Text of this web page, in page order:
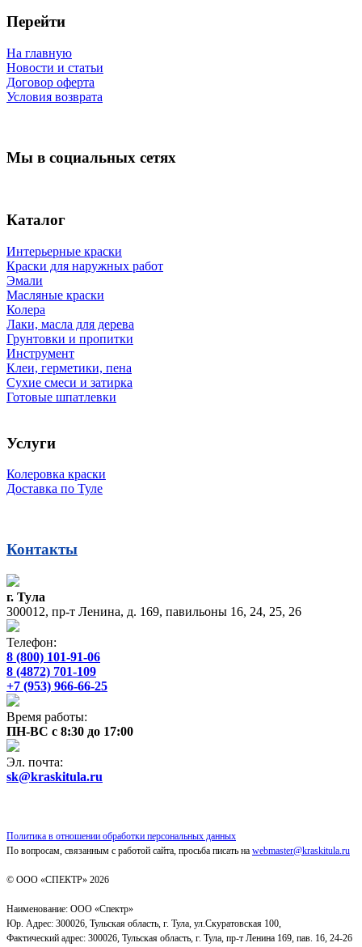
Перейти
На главную
Новости и статьи
Договор оферта
Условия возврата
Мы в социальных сетях
Каталог
Интерьерные краски
Краски для наружных работ
Эмали
Масляные краски
Колера
Лаки, масла для дерева
Грунтовки и пропитки
Инструмент
Клеи, герметики, пена
Сухие смеси и затирка
Готовые шпатлевки
Услуги
Колеровка краски
Доставка по Туле
Контакты
г. Тула
300012, пр-т Ленина, д. 169, павильоны 16, 24, 25, 26
Телефон:
8 (800) 101-91-06
8 (4872) 701-109
+7 (953) 966-66-25
Время работы:
ПН-ВС с 8:30 до 17:00
Эл. почта:
sk@kraskitula.ru
Политика в отношении обработки персональных данных
По вопросам, связанным с работой сайта, просьба писать на webmaster@kraskitula.ru
© ООО «СПЕКТР» 2026
Наименование: ООО «Спектр»
Юр. Адрес: 300026, Тульская область, г. Тула, ул.Скуратовская 100,
Фактический адрес: 300026, Тульская область, г. Тула, пр-т Ленина 169, пав. 16, 24-26